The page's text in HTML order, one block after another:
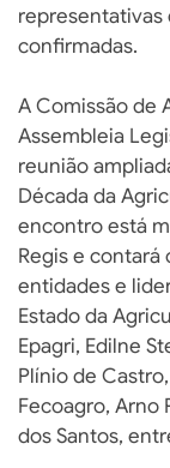
representativas
confirmadas.
A Comissão de
Assembleia
reunião
Década da
encontro está
Regis e
entidades e
Estado da
Epagri, Edilne
Plínio de
Fecoagro, Arno
dos Santos,